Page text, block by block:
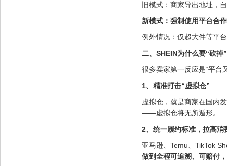
旧模式：商家导出地址，
新模式：强制使用平台合
例外情况：仅超大件等平
二、SHEIN为什么要“砍掉
很多卖家第一反应是“平台
1、精准打击“虚拟仓”
虚拟仓，就是商家在国内
——虚拟仓将无所遁形。
2、统一履约标准，拉高消
亚马逊、Temu、TikTok
做到全程可追溯、可赔付